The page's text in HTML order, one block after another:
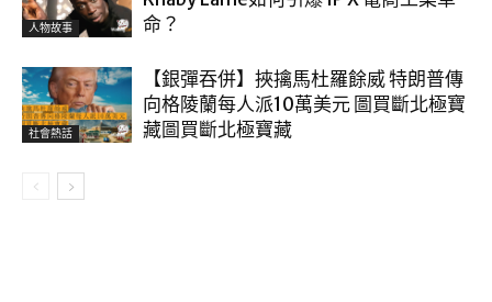
人物故事
命？
社會熱話
【銀彈吞併】挾擒馬杜羅餘威 特朗普傳
向格陵蘭每人派10萬美元 圖買斷北極寶
藏圖買斷北極寶藏